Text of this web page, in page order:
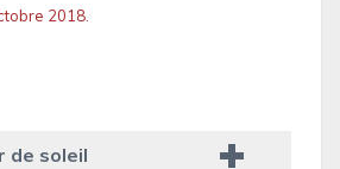
2018.
de soleil